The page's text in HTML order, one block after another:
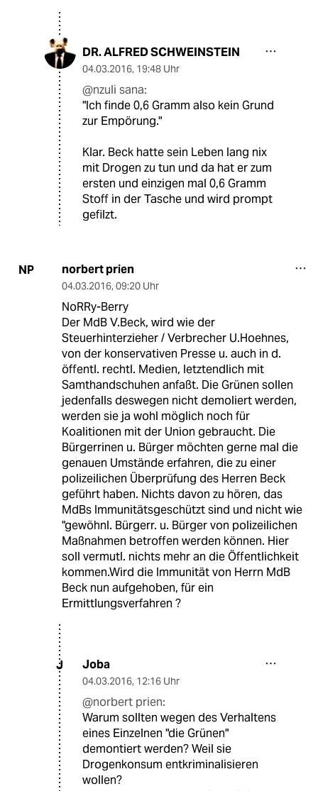
DR. ALFRED SCHWEINSTEIN
04.03.2016, 19:48 Uhr
@nzuli sana:
"Ich finde 0,6 Gramm also kein Grund
zur Empörung."
Klar. Beck hatte sein Leben lang nix
mit Drogen zu tun und da hat er zum
ersten und einzigen mal 0,6 Gramm
Stoff in der Tasche und wird prompt
gefilzt.
NP norbert prien
04.03.2016, 09:20 Uhr
NoRRy-Berry
Der MdB V.Beck, wird wie der
Steuerhinterzieher / Verbrecher U.Hoehnes,
von der konservativen Presse u. auch in d.
öffentl. rechtl. Medien, letztendlich mit
Samthandschuhen anfaßt. Die Grünen sollen
jedenfalls deswegen nicht demoliert werden,
werden sie ja wohl möglich noch für
Koalitionen mit der Union gebraucht. Die
Bürgerrinen u. Bürger möchten gerne mal die
genauen Umstände erfahren, die zu einer
polizeilichen Überprüfung des Herren Beck
geführt haben. Nichts davon zu hören, das
MdBs Immunitätsgeschützt sind und nicht wie
"gewöhnl. Bürgerr. u. Bürger von polizeilichen
Maßnahmen betroffen werden können. Hier
soll vermutl. nichts mehr an die Öffentlichkeit
kommen.Wird die Immunität von Herrn MdB
Beck nun aufgehoben, für ein
Ermittlungsverfahren ?
J Joba
04.03.2016, 12:16 Uhr
@norbert prien:
Warum sollten wegen des Verhaltens
eines Einzelnen "die Grünen"
demontiert werden? Weil sie
Drogenkonsum entkriminalisieren
wollen?